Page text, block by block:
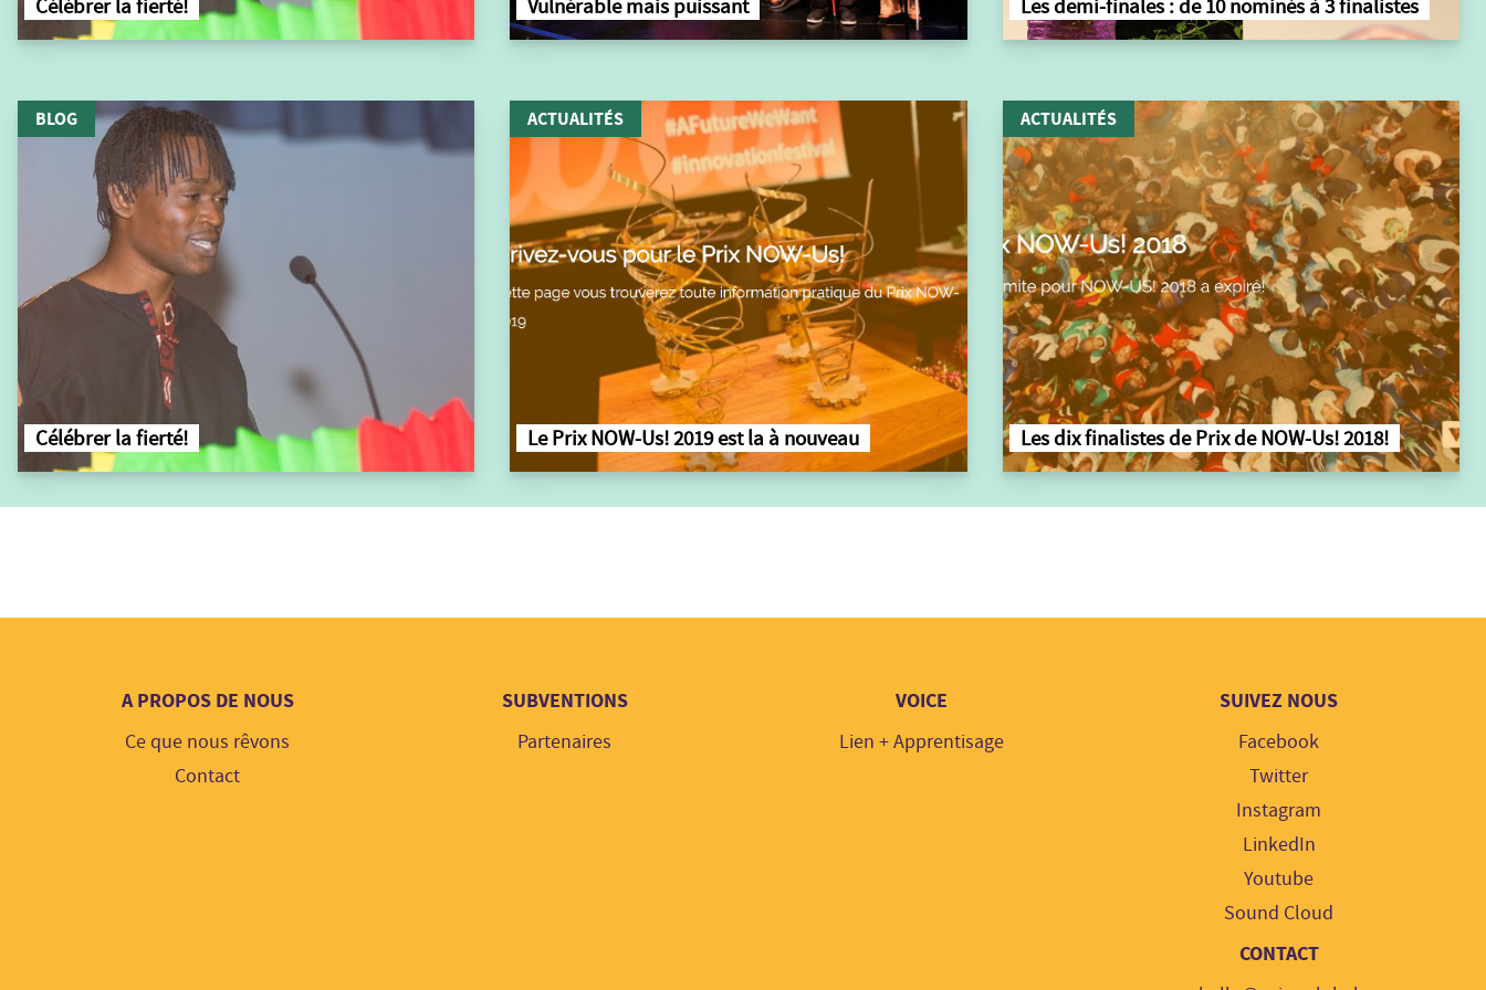
Célébrer la fierté! Vulnérable mais puissant Les demi-finales : de 10 nominés à 3 finalistes
BLOG
Célébrer la fierté!
ACTUALITÉS
Le Prix NOW-Us! 2019 est la à nouveau
ACTUALITÉS
Les dix finalistes de Prix de NOW-Us! 2018!
A PROPOS DE NOUS
Ce que nous rêvons
Contact
SUBVENTIONS
Partenaires
VOICE
Lien + Apprentisage
SUIVEZ NOUS
Facebook
Twitter
Instagram
LinkedIn
Youtube
Sound Cloud
CONTACT